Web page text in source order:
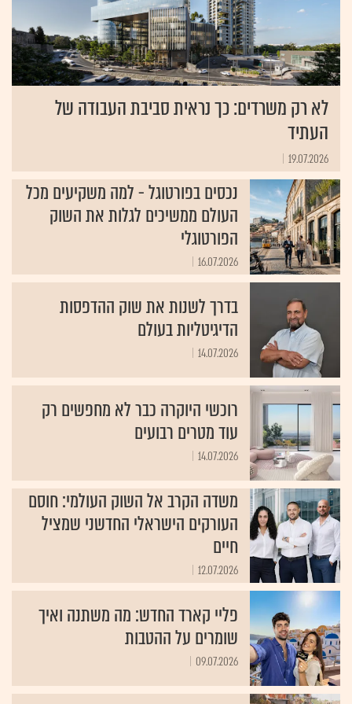
לא רק משרדים: כך נראית סביבת העבודה של
העתיד
19.07.2026
נכסים בפורטוגל - למה משקיעים מכל
העולם ממשיכים לגלות את השוק
הפורטוגלי
16.07.2026
בדרך לשנות את שוק ההדפסות
הדיגיטליות בעולם
14.07.2026
רוכשי היוקרה כבר לא מחפשים רק
עוד מטרים רבועים
14.07.2026
משדה הקרב אל השוק העולמי: חוסם
העורקים הישראלי החדשני שמציל
חיים
12.07.2026
פליי קארד החדש: מה משתנה ואיך
שומרים על ההטבות
09.07.2026